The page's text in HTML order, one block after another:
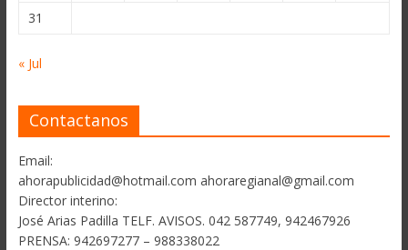
31
« Jul
Contactanos
Email:
ahorapublicidad@hotmail.com ahoraregianal@gmail.com
Director interino:
José Arias Padilla TELF. AVISOS. 042 587749, 942467926
PRENSA: 942697277 – 988338022